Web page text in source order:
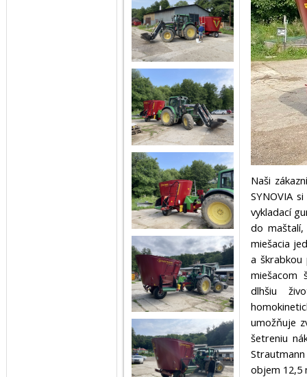
Naši
SYNOVIA
vykladací
do maštalí,
miešacia
a škrabkou
miešacom
dlhšiu
umožňuje
šetreniu
Strautmann
objem 12,5